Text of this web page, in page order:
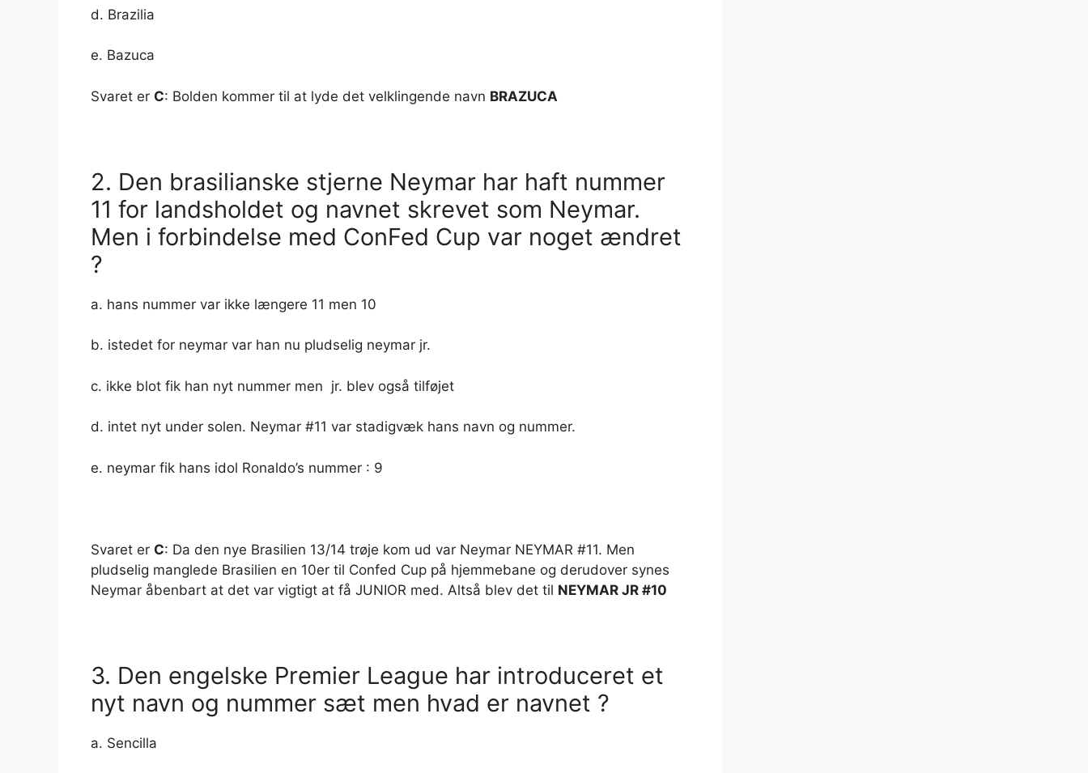
d. Brazilia
e. Bazuca
Svaret er C: Bolden kommer til at lyde det velklingende navn BRAZUCA
2. Den brasilianske stjerne Neymar har haft nummer
11 for landsholdet og navnet skrevet som Neymar.
Men i forbindelse med ConFed Cup var noget ændret
?
a. hans nummer var ikke længere 11 men 10
b. istedet for neymar var han nu pludselig neymar jr.
c. ikke blot fik han nyt nummer men jr. blev også tilføjet
d. intet nyt under solen. Neymar #11 var stadigvæk hans navn og nummer.
e. neymar fik hans idol Ronaldo’s nummer : 9
Svaret er C: Da den nye Brasilien 13/14 trøje kom ud var Neymar NEYMAR #11. Men
pludselig manglede Brasilien en 10er til Confed Cup på hjemmebane og derudover synes
Neymar åbenbart at det var vigtigt at få JUNIOR med. Altså blev det til NEYMAR JR #10
3. Den engelske Premier League har introduceret et
nyt navn og nummer sæt men hvad er navnet ?
a. Sencilla